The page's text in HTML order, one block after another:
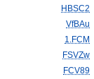
HBSC2
VfBAu
1.FCM
FSVZw
FCV89